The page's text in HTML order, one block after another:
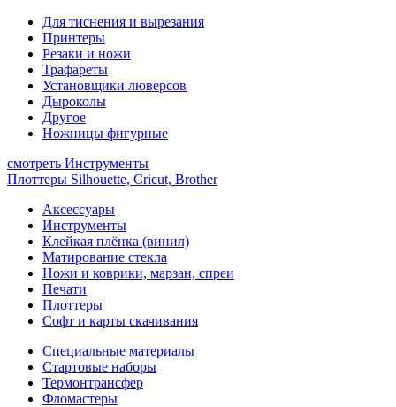
Для тиснения и вырезания
Принтеры
Резаки и ножи
Трафареты
Установщики люверсов
Дыроколы
Другое
Ножницы фигурные
смотреть Инструменты
Плоттеры Silhouette, Cricut, Brother
Аксессуары
Инструменты
Клейкая плёнка (винил)
Матирование стекла
Ножи и коврики, марзан, спреи
Печати
Плоттеры
Софт и карты скачивания
Специальные материалы
Стартовые наборы
Термонтрансфер
Фломастеры